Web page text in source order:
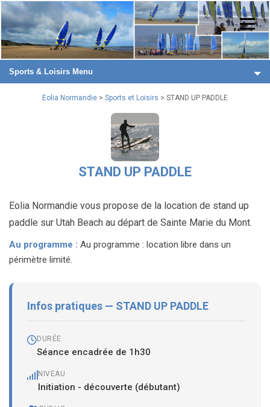
Sports & Loisirs Menu
Eolia Normandie > Sports et Loisirs > STAND UP PADDLE
STAND UP PADDLE
Eolia Normandie vous propose de la location de stand up
paddle sur Utah Beach au départ de Sainte Marie du Mont.
Au programme : Au programme : location libre dans un
périmètre limité.
Infos pratiques — STAND UP PADDLE
DURÉE
Séance encadrée de 1h30
NIVEAU
Initiation - découverte (débutant)